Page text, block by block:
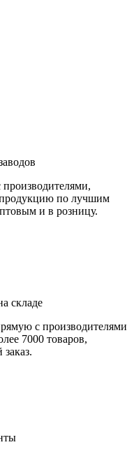
по лучшим
и в розницу.
складе
с производителями
7000 товаров,